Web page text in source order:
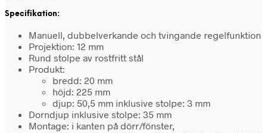
Specifikation:
Manuell, dubbelverkande och tvingande regelfunktion
Projektion: 12 mm
Rund stolpe av rostfritt stål
Produkt:
bredd: 20 mm
höjd: 225 mm
djup: 50,5 mm inklusive stolpe: 3 mm
Dorndjup inklusive stolpe: 35 mm
Montage: i kanten på dörr/fönster,